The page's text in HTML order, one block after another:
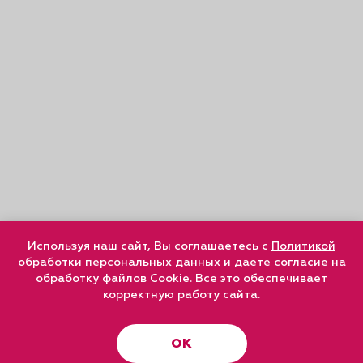
Используя наш сайт, Вы соглашаетесь с Политикой
обработки персональных данныхи даете согласие на
обработку файлов Cookie. Все это обеспечивает
корректную работу сайта.
ОК